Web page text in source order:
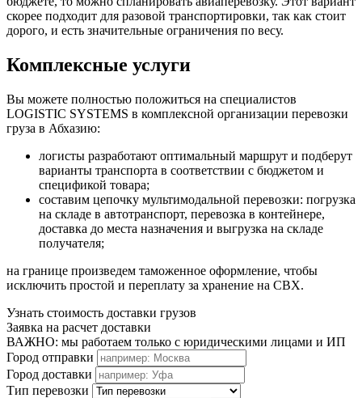
скорее подходит для разовой транспортировки, так как стоит
дорого, и есть значительные ограничения по весу.
Комплексные услуги
Вы можете полностью положиться на специалистов
LOGISTIC SYSTEMS в комплексной организации перевозки
груза в Абхазию:
логисты разработают оптимальный маршрут и подберут
варианты транспорта в соответствии с бюджетом и
спецификой товара;
составим цепочку мультимодальной перевозки: погрузка
на складе в автотранспорт, перевозка в контейнере,
доставка до места назначения и выгрузка на складе
получателя;
на границе произведем таможенное оформление, чтобы
исключить простой и переплату за хранение на СВХ.
Узнать стоимость доставки грузов
Заявка на расчет доставки
ВАЖНО: мы работаем только с юридическими лицами и ИП
Город отправки
Город доставки
Тип перевозки